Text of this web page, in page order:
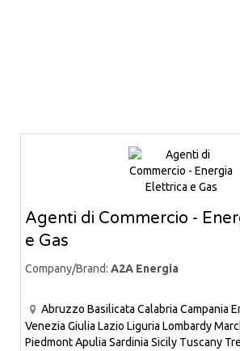
Agenti di Commercio -
e Gas
Company/Brand: A2A Energia
Abruzzo Basilicata Calabria Campania
Venezia Giulia Lazio Liguria Lombardy
PiedmontApulia Sardinia Sicily Tuscany